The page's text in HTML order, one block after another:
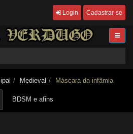
Login Cadastrar-se
Medieval Máscara da infâmia
BDSM e afins